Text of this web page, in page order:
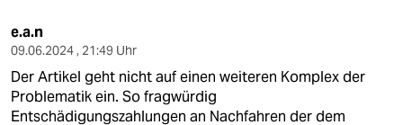
e.a.n
09.06.2024 , 21:49 Uhr
Der Artikel geht nicht auf einen weiteren Komplex der
Problematik ein. So fragwürdig
Entschädigungszahlungen an Nachfahren der dem